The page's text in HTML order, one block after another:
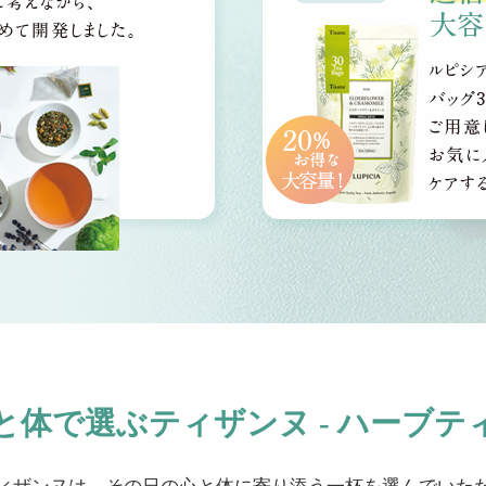
体で選ぶティザンヌ - ハーブテ